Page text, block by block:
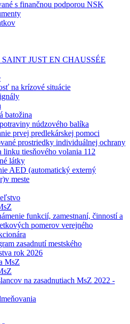
s finančnou podporou NSK
SAINT JUST EN CHAUSSÉE
na krízové situácie
batožina
núdzového balíka
prvej predlekárskej pomoci
prostriedky individuálnej ochrany
linku tiesňového volania 112
látky
AED (automatický externý
meste
funkcií, zamestnaní, činností a
pomerov verejného
zasadnutí mestského
rok 2026
MsZ
na zasadnutiach MsZ 2022 -